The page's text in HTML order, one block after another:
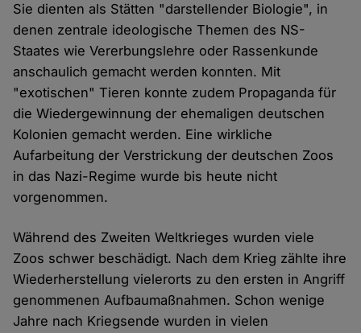
Sie dienten als Stätten "darstellender Biologie", in
denen zentrale ideologische Themen des NS-
Staates wie Vererbungslehre oder Rassenkunde
anschaulich gemacht werden konnten. Mit
"exotischen" Tieren konnte zudem Propaganda für
die Wiedergewinnung der ehemaligen deutschen
Kolonien gemacht werden. Eine wirkliche
Aufarbeitung der Verstrickung der deutschen Zoos
in das Nazi-Regime wurde bis heute nicht
vorgenommen.
Während des Zweiten Weltkrieges wurden viele
Zoos schwer beschädigt. Nach dem Krieg zählte ihre
Wiederherstellung vielerorts zu den ersten in Angriff
genommenen Aufbaumaßnahmen. Schon wenige
Jahre nach Kriegsende wurden in vielen